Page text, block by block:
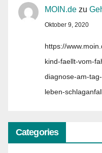
MOIN.de zu
Oktober 9, 2020
https://
kind-faellt-vom-
diagnose-am-
leben-
Categories